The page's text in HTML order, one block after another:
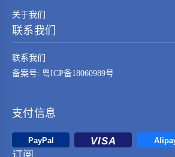
关于我们
联系我们
联系我们
备案号: 粤ICP备18060989号
支付信息